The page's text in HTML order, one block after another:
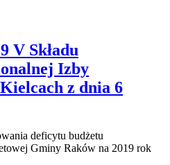
V Składu
Izby
z dnia 6
deficytu budżetu
Gminy Raków na 2019 rok